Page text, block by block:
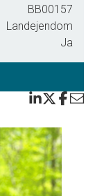
BB00157
Landejendom
Ja